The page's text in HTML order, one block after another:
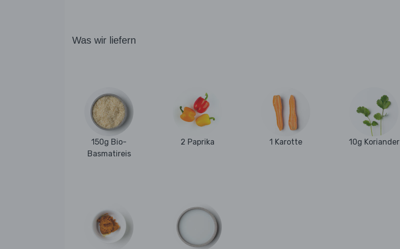
Was wir liefern
150g Bio-
Basmatireis
2 Paprika 1 Karotte 10g Koriander